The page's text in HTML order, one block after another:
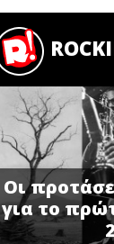
Οι
για το